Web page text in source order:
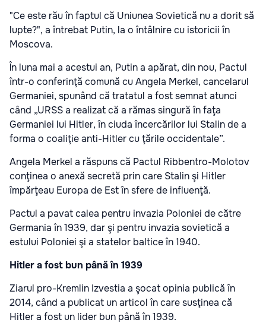
"Ce este rău în faptul că Uniunea Sovietică nu a dorit să
lupte?", a întrebat Putin, la o întâlnire cu istoricii în
Moscova.
În luna mai a acestui an, Putin a apărat, din nou, Pactul
într-o conferinţă comună cu Angela Merkel, cancelarul
Germaniei, spunând că tratatul a fost semnat atunci
când „URSS a realizat că a rămas singură în faţa
Germaniei lui Hitler, în ciuda încercărilor lui Stalin de a
forma o coaliţie anti-Hitler cu ţările occidentale”.
Angela Merkel a răspuns că Pactul Ribbentro-Molotov
conţinea o anexă secretă prin care Stalin şi Hitler
împărţeau Europa de Est în sfere de influenţă.
Pactul a pavat calea pentru invazia Poloniei de către
Germania în 1939, dar şi pentru invazia sovietică a
estului Poloniei şi a statelor baltice în 1940.
Hitler a fost bun până în 1939
Ziarul pro-Kremlin Izvestia a şocat opinia publică în
2014, când a publicat un articol în care susţinea că
Hitler a fost un lider bun până în 1939.